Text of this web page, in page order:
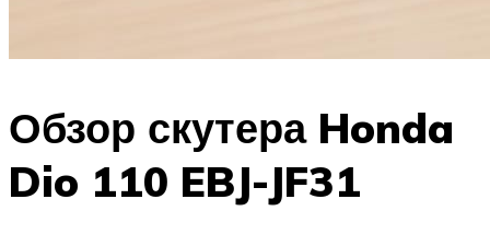
Обзор скутера Honda
Dio 110 EBJ-JF31